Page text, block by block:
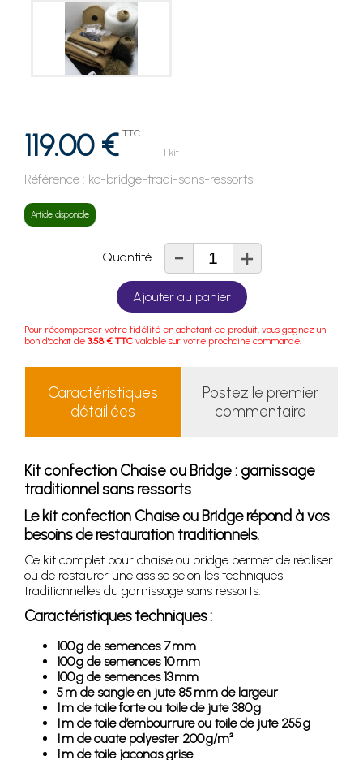
119.00 € TTC
1 kit
Référence : kc-bridge-tradi-sans-ressorts
Article disponible
Quantité - +
Ajouter au panier
Pour récompenser votre fidélité en achetant ce produit, vous gagnez un
bon d'achat de 3.58 € TTC valable sur votre prochaine commande.
Caractéristiques
détaillées
Postez le premier
commentaire
Kit confection Chaise ou Bridge : garnissage
traditionnel sans ressorts
Le kit confection Chaise ou Bridge répond à vos
besoins de restauration traditionnels.
Ce kit complet pour chaise ou bridge permet de réaliser
ou de restaurer une assise selon les techniques
traditionnelles du garnissage sans ressorts.
Caractéristiques techniques :
100 g de semences 7 mm
100 g de semences 10 mm
100 g de semences 13 mm
5 m de sangle en jute 85 mm de largeur
1 m de toile forte ou toile de jute 380 g
1 m de toile d’embourrure ou toile de jute 255 g
1 m de ouate polyester 200 g/m²
1 m de toile jaconas grise